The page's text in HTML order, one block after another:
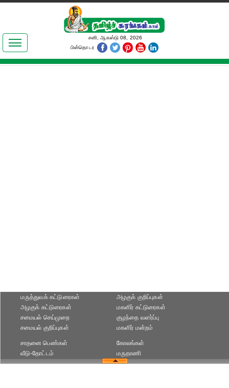
இலக்கியங்கள்
தமிழ் உலகம்
சனி, ஆகஸ்டு 08, 2026
பின்தொடர
மருத்துவக் கட்டுரைகள்
அழகுக் கட்டுரைகள்
அழகுக் குறிப்புகள்
மகளிர் கட்டுரைகள்
சமையல் செய்முறை
சமையல் குறிப்புகள்
குழந்தை வளர்ப்பு
மகளிர் மன்றம்
சாதனை பெண்கள்
வீடு-தோட்டம்
கோலங்கள்
மருதாணி